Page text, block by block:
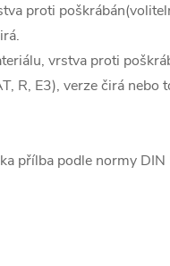
proti
vrstva proti
R, E3), verze čirá nebo
přílba podle normy